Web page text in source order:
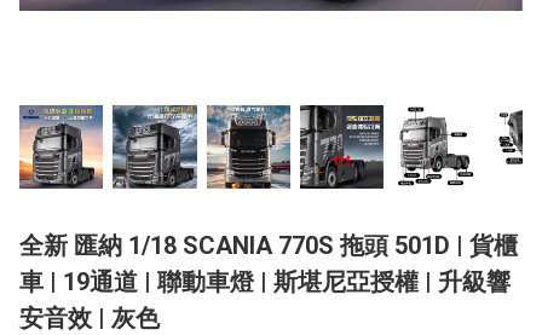
全新 匯納 1/18 SCANIA 770S 拖頭 501D | 貨櫃
車 | 19通道 | 聯動車燈 | 斯堪尼亞授權 | 升級響
安音效 | 灰色